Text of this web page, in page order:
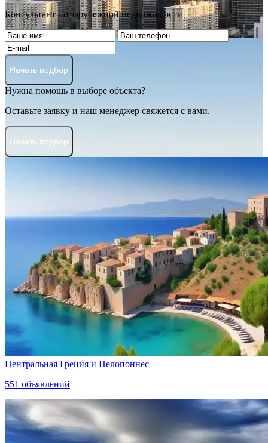
Консультант по зарубежной недвижимости
Начать подбор
Нужна помощь в выборе объекта?
Оставьте заявку и наш менеджер свяжется с вами.
Начать подбор
Центральная Греция и Пелопоннес
551 объявлений